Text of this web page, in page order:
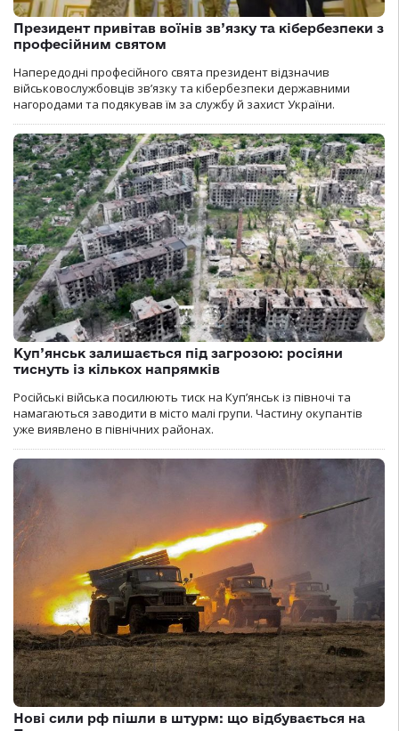
Президент привітав воїнів зв’язку та кібербезпеки з
професійним святом
Напередодні професійного свята президент відзначив
військовослужбовців зв’язку та кібербезпеки державними
нагородами та подякував їм за службу й захист України.
Куп’янськ залишається під загрозою: росіяни
тиснуть із кількох напрямків
Російські війська посилюють тиск на Куп’янськ із півночі та
намагаються заводити в місто малі групи. Частину окупантів
уже виявлено в північних районах.
Нові сили рф пішли в штурм: що відбувається на